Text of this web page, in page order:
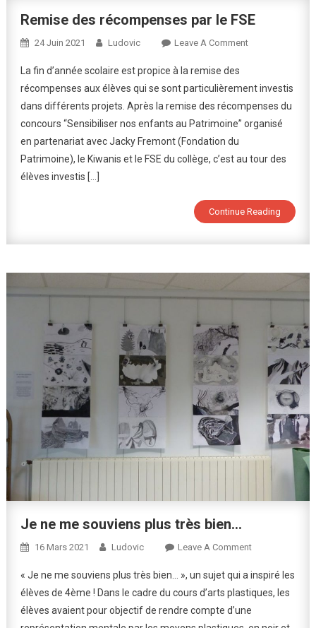
Remise des récompenses par le FSE
24 Juin 2021 Ludovic Leave A CommentOn
Récompenses
Par
Le
La fin d’année scolaire est propice à la remise des
récompenses aux élèves qui se sont particulièrement investis
dans différents projets. Après la remise des récompenses du
concours “Sensibiliser nos enfants au Patrimoine” organisé
en partenariat avec Jacky Fremont (Fondation du
Patrimoine), le Kiwanis et le FSE du collège, c’est au tour des
élèves investis […]
Continue Reading
Je ne me souviens plus très bien…
16 Mars 2021 Ludovic Leave A CommentOn
Ne
Me
Souviens
« Je ne me souviens plus très bien… », un sujet qui a inspiré les
élèves de 4ème ! Dans le cadre du cours d’arts plastiques, les
élèves avaient pour objectif de rendre compte d’une